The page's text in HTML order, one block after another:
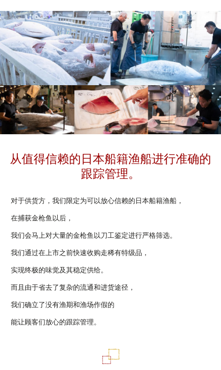
从值得信赖的日本船籍渔船进行准确的
跟踪管理。
对于供货方，我们限定为可以放心信赖的日本船籍渔船，
在捕获金枪鱼以后，
我们会马上对大量的金枪鱼以刀工鉴定进行严格筛选。
我们通过在上市之前快速收购走稀有特级品，
实现终极的味觉及其稳定供给。
而且由于省去了复杂的流通和进货途径，
我们确立了没有渔期和渔场作假的
能让顾客们放心的跟踪管理。